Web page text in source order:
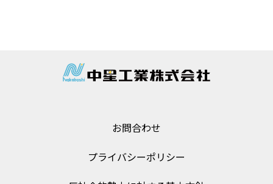
お問合わせ
プライバシーポリシー